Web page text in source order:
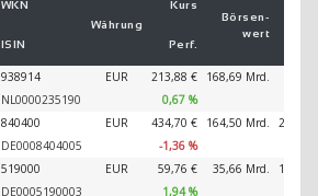
WKN
Währung
Kurs
Börsen­
wert
ISIN
Perf.
938914 EUR 213,88 € 168,69 Mrd.
NL0000235190
0,67 %
840400 EUR 434,70 € 164,50 Mrd.
DE0008404005
-1,36 %
519000 EUR 59,76 € 35,66 Mrd.
DE0005190003
1,94 %